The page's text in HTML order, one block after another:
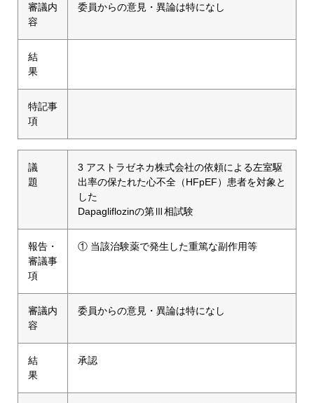
審議内
容
委員からの意見・異論は特になし
結
果
特記事
項
議
題
3 アストラゼネカ株式会社の依頼による左室駆
出率の保たれた心不全（HFpEF）患者を対象と
した
Dapagliflozinの第Ⅲ相試験
報告・
審議事
項
① 当該治験薬で発生した重篤な副作用等
審議内
容
委員からの意見・異論は特になし
結
果
承認